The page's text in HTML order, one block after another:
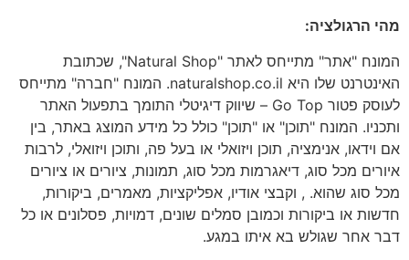
מהי הרגולציה:
המונח "אתר" מתייחס לאתר "Natural Shop", שכתובת
האינטרנט שלו היא naturalshop.co.il. המונח "חברה" מתייחס
לעוסק פטור Go Top – שיווק דיגיטלי התומך בתפעול האתר
ותכניו. המונח "תוכן" או "תוכן" כולל כל מידע המוצג באתר, בין
אם וידאו, אנימציה, תוכן ויזואלי או בעל פה, ותוכן ויזואלי, לרבות
איורים מכל סוג, דיאגרמות מכל סוג, תמונות, ציורים או ציורים
מכל סוג שהוא. , וקבצי אודיו, אפליקציות, מאמרים, ביקורות,
חדשות או ביקורות וכמובן סמלים שונים, דמויות, פסלונים או כל
דבר אחר שגולש בא איתו במגע.